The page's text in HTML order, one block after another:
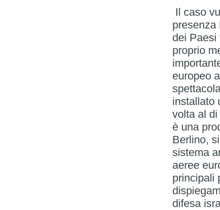
Il caso
presenza
dei Paesi
proprio
europeo
installato
volta al
è una
Berlino,
sistema
aeree
principali
difesa